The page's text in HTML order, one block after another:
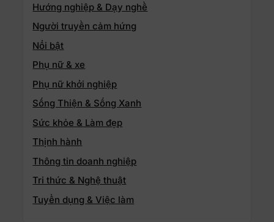
Hướng nghiệp & Dạy nghề
Người truyền cảm hứng
Nổi bật
Phụ nữ & xe
Phụ nữ khởi nghiệp
Sống Thiện & Sống Xanh
Sức khỏe & Làm đẹp
Thịnh hành
Thông tin doanh nghiệp
Tri thức & Nghệ thuật
Tuyển dụng & Việc làm